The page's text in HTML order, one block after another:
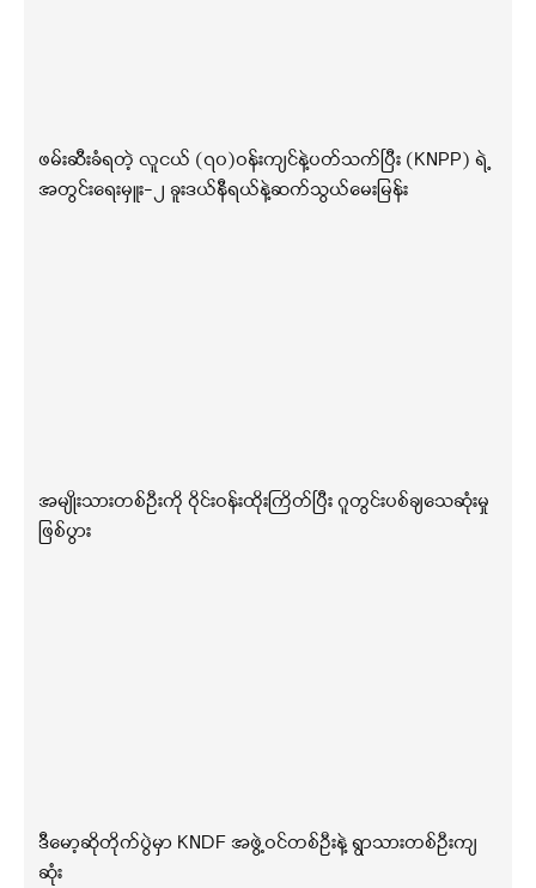
ဖမ်းဆီးခံရတဲ့ လူငယ် (၇၀)ဝန်းကျင်နဲ့ပတ်သက်ပြီး (KNPP) ရဲ့
အတွင်းရေးမှူး-၂ ခူးဒယ်နီရယ်နဲ့ဆက်သွယ်မေးမြန်း
အမျိုးသားတစ်ဦးကို ဝိုင်းဝန်းထိုးကြိတ်ပြီး ဂူတွင်းပစ်ချသေဆုံးမှု
ဖြစ်ပွား
ဒီမော့ဆိုတိုက်ပွဲမှာ KNDF အဖွဲ့ဝင်တစ်ဦးနဲ့ ရွာသားတစ်ဦးကျ
ဆုံး